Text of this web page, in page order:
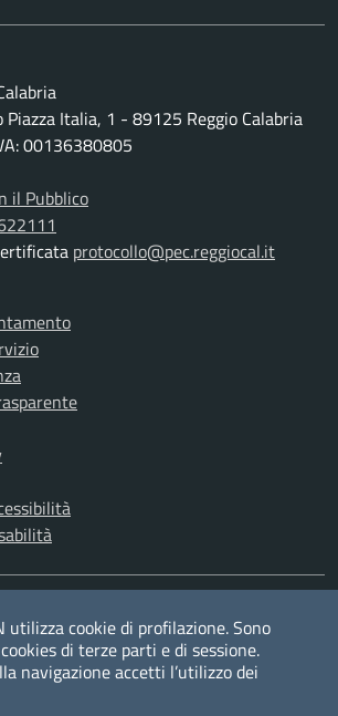
Piazza Italia, 1 - 89125 Reggio Calabria
00136380805
il Pubblico
protocollo@pec.reggiocal.it
RSS
utilizza cookie di profilazione. Sono
di terze parti e di sessione.
navigazione accetti l’utilizzo dei